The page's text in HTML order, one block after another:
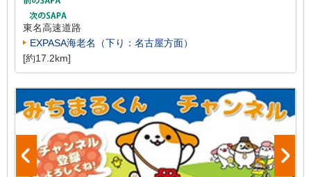
東名高速道路
EXPASA海老名（下り：名古屋方面）
[約17.2km]